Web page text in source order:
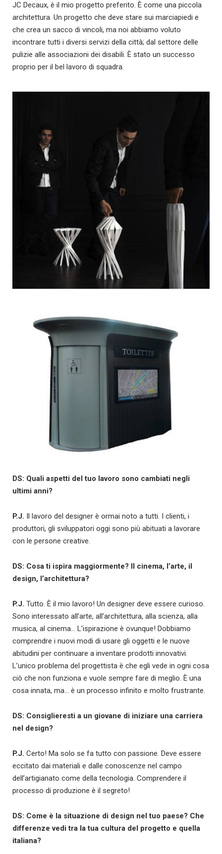
JC Decaux, è il mio progetto preferito. È come una piccola
architettura. Un progetto che deve stare sui marciapiedi e
che crea un sacco di vincoli, ma noi abbiamo voluto
incontrare tutti i diversi servizi della città; dal settore delle
pulizie alle associazioni dei disabili. È stato un successo
proprio per il bel lavoro di squadra.
DS: Quali aspetti del tuo lavoro sono cambiati negli
ultimi anni?
P.J. Il lavoro del designer è ormai noto a tutti. I clienti, i
produttori, gli sviluppatori oggi sono più abituati a lavorare
con le persone creative.
DS: Cosa ti ispira maggiormente? Il cinema, l’arte, il
design, l’architettura?
P.J. Tutto. È il mio lavoro! Un designer deve essere curioso.
Sono interessato all’arte, all’architettura, alla scienza, alla
musica, al cinema… L’ispirazione è ovunque! Dobbiamo
comprendre i nuovi modi di usare gli oggetti e le nuove
abitudini per continuare a inventare prodotti innovativi.
L’unico problema del progettista è che egli vede in ogni cosa
ciò che non funziona e vuole sempre fare di meglio. È una
cosa innata, ma… è un processo infinito e molto frustrante.
DS: Consiglieresti a un giovane di iniziare una carriera
nel design?
P.J. Certo! Ma solo se fa tutto con passione. Deve essere
eccitato dai materiali e dalle conoscenze nel campo
dell’artigianato come della tecnologia. Comprendere il
processo di produzione è il segreto!
DS: Come è la situazione di design nel tuo paese? Che
differenze vedi tra la tua cultura del progetto e quella
italiana?